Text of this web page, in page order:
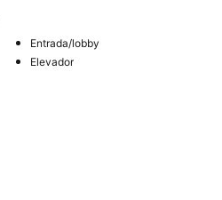
Entrada/lobby
Elevador